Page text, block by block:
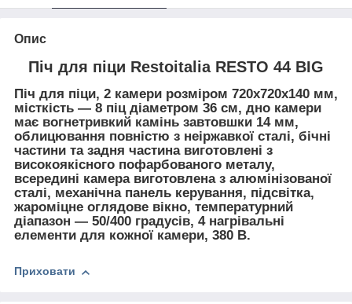
Опис
Піч для піци Restoitalia RESTO 44 BIG
Піч для піци, 2 камери розміром 720х720х140 мм,
місткість — 8 піц діаметром 36 см, дно камери
має вогнетривкий камінь завтовшки 14 мм,
облицювання повністю з неіржавкої сталі, бічні
частини та задня частина виготовлені з
високоякісного пофарбованого металу,
всередині камера виготовлена з алюмінізованої
сталі, механічна панель керування, підсвітка,
жароміцне оглядове вікно, температурний
діапазон — 50/400 градусів, 4 нагрівальні
елементи для кожної камери, 380 В.
Приховати